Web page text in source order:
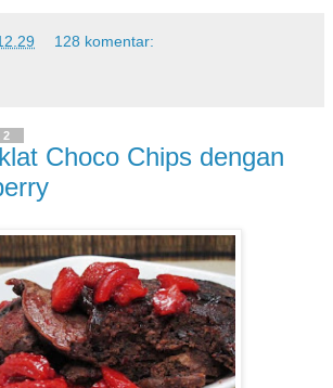
128 komentar:
Choco Chips dengan